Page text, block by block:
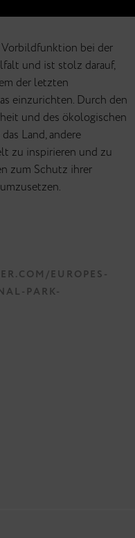
bei der
und ist stolz darauf,
der letzten
einzurichten. Durch den
und des ökologischen
Land, andere
zu inspirieren und zu
zum Schutz ihrer
EUROPES-
PARK-